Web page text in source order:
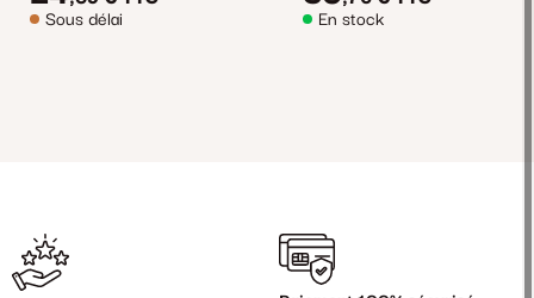
Sous délai En stock